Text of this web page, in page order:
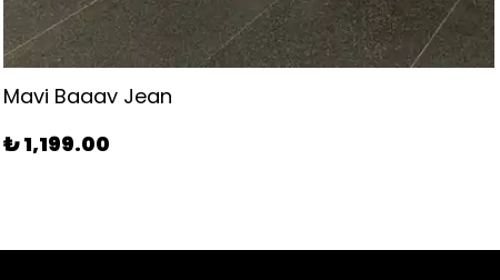
Obsidian Wide Baggy Jean
₺ 1,199.00